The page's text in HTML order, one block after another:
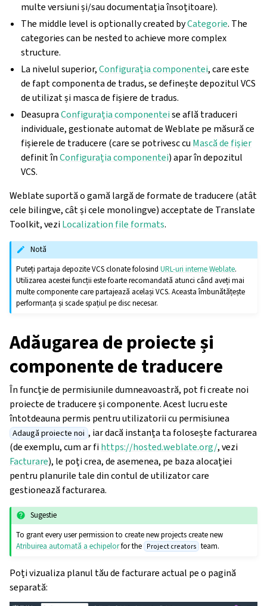
multe versiuni și/sau documentația însoțitoare).
The middle level is optionally created byCategorie. The
categories can be nested to achieve more complex
structure.
La nivelul superior,Configurația componentei, care este
de fapt componenta de tradus, se definește depozitul VCS
de utilizat și masca de fișiere de tradus.
DeasupraConfigurația componenteise află traduceri
individuale, gestionate automat de Weblate pe măsură ce
fișierele de traducere (care se potrivesc cu Mască de fișier
definit înConfigurația componentei) apar în depozitul
VCS.
Weblate suportă o gamă largă de formate de traducere (atât
cele bilingve, cât și cele monolingve) acceptate de Translate
Toolkit, veziLocalization file formats.
Notă
Puteți partaja depozite VCS clonate folosindURL-uri interne Weblate.
Utilizarea acestei funcții este foarte recomandată atunci când aveți mai
multe componente care partajează același VCS. Aceasta îmbunătățește
performanța și scade spațiul pe disc necesar.
Adăugarea de proiecte și
componente de traducere
În funcție de permisiunile dumneavoastră, pot fi create noi
proiecte de traducere și componente. Acest lucru este
întotdeauna permis pentru utilizatorii cu permisiunea
Adaugă proiecte noi , iar dacă instanța ta folosește facturarea
(de exemplu, cum ar fihttps://hosted.weblate.org/, vezi
Facturare), le poți crea, de asemenea, pe baza alocației
pentru planurile tale din contul de utilizator care
gestionează facturarea.
Sugestie
To grant every user permission to create new projects create new
Atribuirea automată a echipelorfor the Project creators team.
Poți vizualiza planul tău de facturare actual pe o pagină
separată: